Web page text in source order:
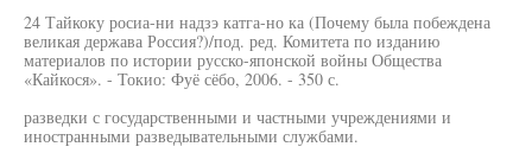
24 Тайкоку росиа-ни надзэ катга-но ка (Почему была побеждена
великая держава Россия?)/под. ред. Комитета по изданию
материалов по истории русско-японской войны Общества
«Кайкося». - Токио: Фуё сёбо, 2006. - 350 с.
разведки с государственными и частными учреждениями и
иностранными разведывательными службами.